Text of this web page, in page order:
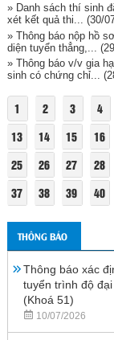
» Danh sách thí sinh
xét kết quả thi... (30/
» Thông báo nộp hồ
diện tuyển thẳng,...
» Thông báo v/v gia
sinh có chứng chỉ...
1 2 3 4
13
14 15 16
25
26 27 28
37
38 39 40
THÔNG BÁO
Thông báo xác
tuyển trình độ
(Khoá 51)
10/07/2026